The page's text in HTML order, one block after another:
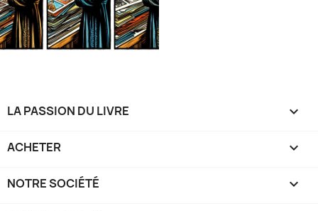
LA PASSION DU LIVRE 
ACHETER 
NOTRE SOCIÉTÉ 